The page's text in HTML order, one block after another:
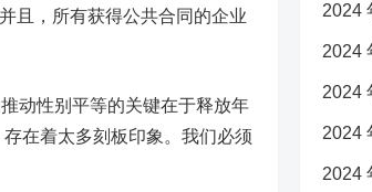
，所有获得公共合同的企业
动性别平等的关键在于释放年
在着太多刻板印象。我们必须
2024
2024
2024
2024
2024